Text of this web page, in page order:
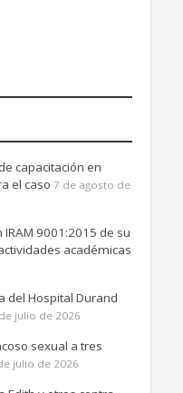
capacitación en
el caso 7 de agosto de
IRAM 9001:2015 de su
académicas
del Hospital Durand
julio de 2026
sexual a tres
julio de 2026